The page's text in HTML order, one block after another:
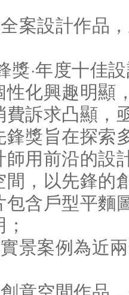
案設計作品
·年度十佳
化興趣明顯
訴求凸顯，
獎旨在探索
用前沿的設
，以先鋒的
包含戶型平麵
景案例為近